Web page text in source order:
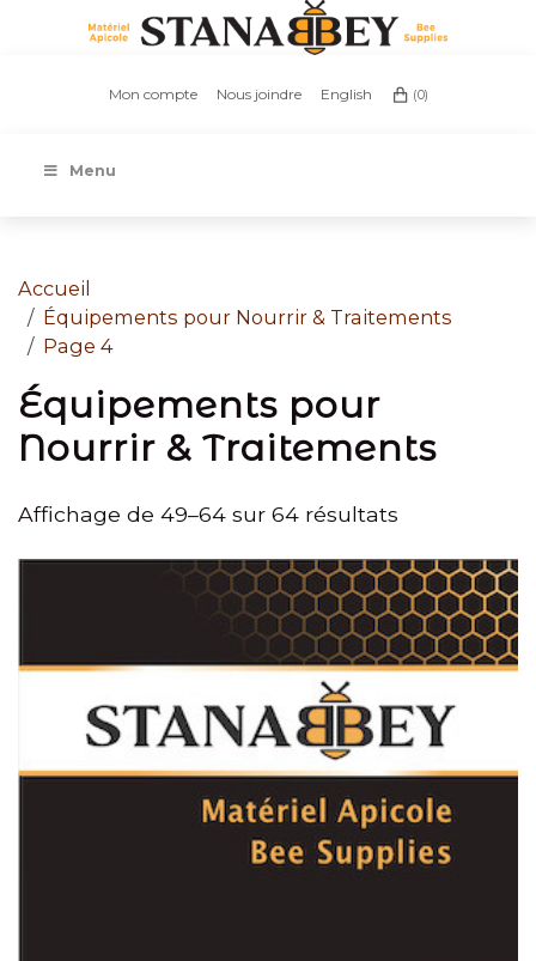
Mon compte Nous joindre English (0)
Menu
Accueil
Équipements pour Nourrir & Traitements
Page 4
Équipements pour
Nourrir & Traitements
Affichage de 49–64 sur 64 résultats